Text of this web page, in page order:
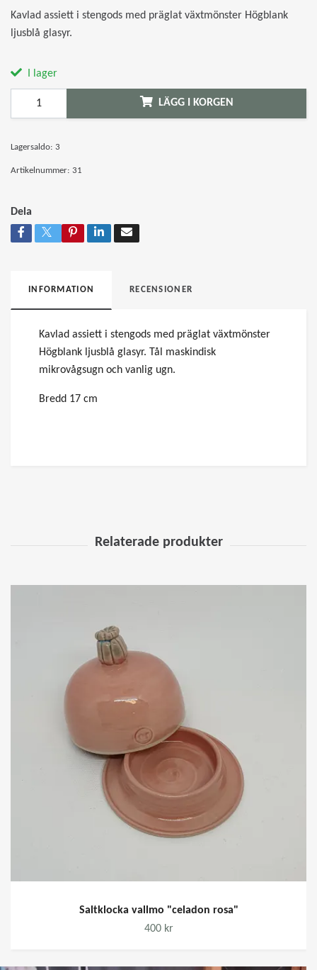
Kavlad assiett i stengods med präglat växtmönster Högblank
ljusblå glasyr.
I lager
LÄGG I KORGEN
Lagersaldo: 3
Artikelnummer: 31
Dela
INFORMATION RECENSIONER
Kavlad assiett i stengods med präglat växtmönster
Högblank ljusblå glasyr. Tål maskindisk
mikrovågsugn och vanlig ugn.
Bredd 17 cm
Saltklocka vallmo "celadon rosa"
400 kr